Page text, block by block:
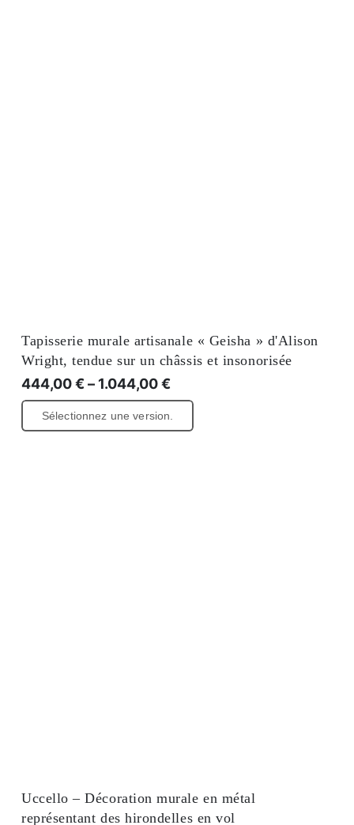
Tapisserie murale artisanale « Geisha » d'Alison
Wright, tendue sur un châssis et insonorisée
444,00€– 1.044,00€
Sélectionnez une version.
Ce
produit
Uccello – Décoration murale en métal
représentant des hirondelles en vol